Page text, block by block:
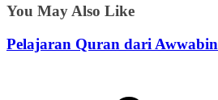
You May Also Like
Pelajaran Quran dari Awwabin